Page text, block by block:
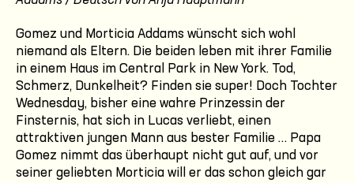
Gomez und Morticia Addams wünscht sich wohl
niemand als Eltern. Die beiden leben mit ihrer Familie
in einem Haus im Central Park in New York. Tod,
Schmerz, Dunkelheit? Finden sie super! Doch Tochter
Wednesday, bisher eine wahre Prinzessin der
Finsternis, hat sich in Lucas verliebt, einen
attraktiven jungen Mann aus bester Familie … Papa
Gomez nimmt das überhaupt nicht gut auf, und vor
seiner geliebten Morticia will er das schon gleich gar